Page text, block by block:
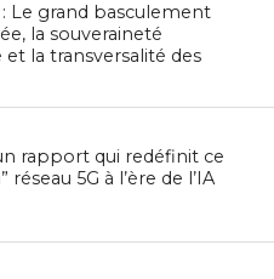
: Le grand basculement
la souveraineté
la transversalité des
rapport qui redéfinit ce
réseau 5G à l’ère de l’IA